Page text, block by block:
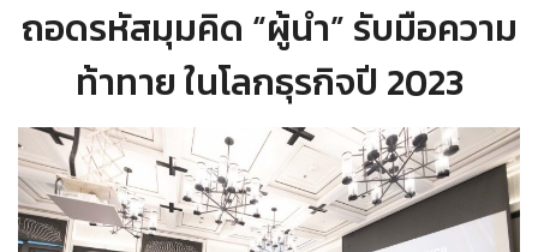
ถอดรหัสมุมคิด “ผู้นำ” รับมือความ
ท้าทาย ในโลกธุรกิจปี 2023